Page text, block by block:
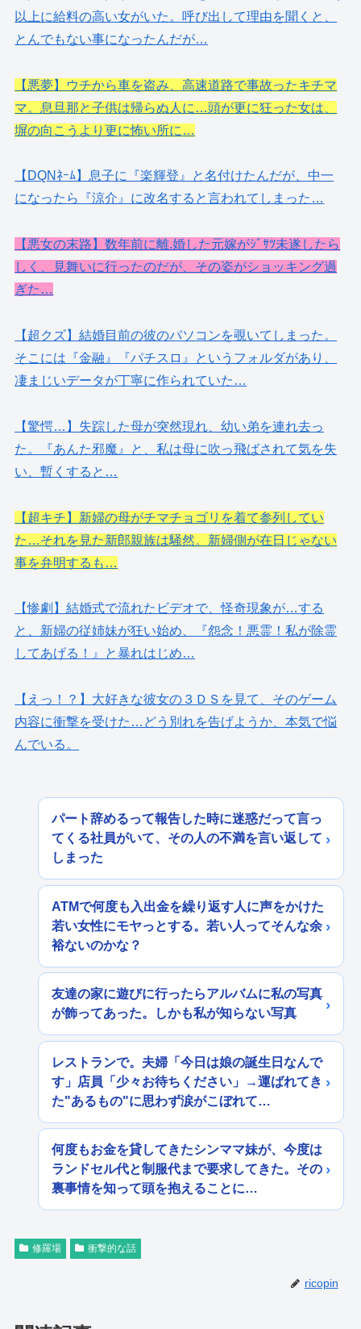
以上に給料の高い女がいた。呼び出して理由を聞くと、
とんでもない事になったんだが…
【悪夢】ウチから車を盗み、高速道路で事故ったキチマ
マ。息旦那と子供は帰らぬ人に…頭が更に狂った女は、
塀の向こうより更に怖い所に…
【DQNﾈｰﾑ】息子に『楽輝登』と名付けたんだが、中一
になったら『涼介』に改名すると言われてしまった…
【悪女の末路】数年前に離.婚した元嫁がｼﾞｻﾂ未遂したら
しく、見舞いに行ったのだが、その姿がショッキング過
ぎた…
【超クズ】結婚目前の彼のパソコンを覗いてしまった。
そこには『金融』『パチスロ』というフォルダがあり、
凄まじいデータが丁寧に作られていた…
【驚愕…】失踪した母が突然現れ、幼い弟を連れ去っ
た。『あんた邪魔』と、私は母に吹っ飛ばされて気を失
い、暫くすると…
【超キチ】新婦の母がチマチョゴリを着て参列してい
た…それを見た新郎親族は騒然。新婦側が在日じゃない
事を弁明するも…
【惨劇】結婚式で流れたビデオで、怪奇現象が…する
と、新婦の従姉妹が狂い始め、『怨念！悪霊！私が除霊
してあげる！』と暴れはじめ…
【えっ！？】大好きな彼女の３ＤＳを見て、そのゲーム
内容に衝撃を受けた…どう別れを告げようか、本気で悩
んでいる。
パート辞めるって報告した時に迷惑だって言っ
てくる社員がいて、その人の不満を言い返して
しまった
ATMで何度も入出金を繰り返す人に声をかけた
若い女性にモヤっとする。若い人ってそんな余
裕ないのかな？
友達の家に遊びに行ったらアルバムに私の写真
が飾ってあった。しかも私が知らない写真
レストランで。夫婦「今日は娘の誕生日なんで
す」店員「少々お待ちください」→運ばれてき
た"あるもの"に思わず涙がこぼれて…
何度もお金を貸してきたシンママ妹が、今度は
ランドセル代と制服代まで要求してきた。その
裏事情を知って頭を抱えることに…
修羅場 衝撃的な話
ricopin